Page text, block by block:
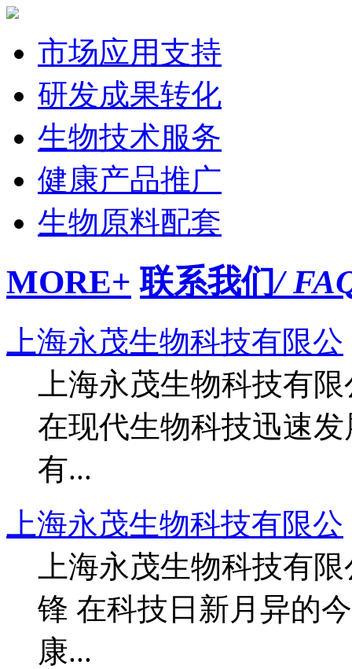
市场应用支持
研发成果转化
生物技术服务
健康产品推广
生物原料配套
MORE+ 联系我们/
上海永茂生物科技有限公
上海永茂生物科技有
在现代生物科技迅速
有...
上海永茂生物科技有限公
上海永茂生物科技有
锋 在科技日新月异的
康...